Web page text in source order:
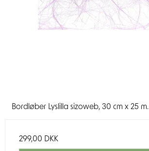
Bordløber Lyslilla sizoweb, 30 cm x 25 m.
299,00 DKK